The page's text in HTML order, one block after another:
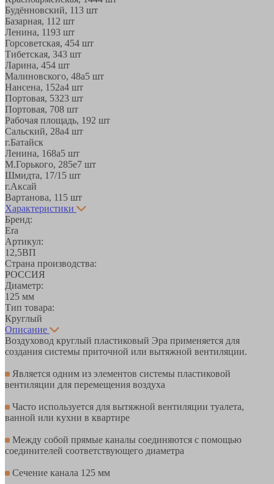
Будённовский, 113 шт
Базарная, 11 2 шт
Ленина, 1193 шт
Горсоветская, 454 шт
Тибетская, 343 шт
Ларина, 454 шт
Малиновского, 48а5 шт
Нансена, 152а4 шт
Портовая, 5323 шт
Портовая, 708 шт
Рабочая площадь, 192 шт
Сальский, 28a4 шт
г.Батайск
Ленина, 168а5 шт
М.Горького, 285е7 шт
Шмидта, 17/1 5 шт
г.Аксай
Вартанова, 11 5 шт
Характеристики
Бренд:
Era
Артикул:
12,5ВП
Страна производства:
РОССИЯ
Диаметр:
125 мм
Тип товара:
Круглый
Описание
Воздуховод круглый пластиковый Эра применяется для
создания системы приточной или вытяжной вентиляции.
Является одним из элементов системы пластиковой
вентиляции для перемещения воздуха
Часто используется для вытяжной вентиляции туалета,
ванной или кухни в квартире
Между собой прямые каналы соединяются с помощью
соединителей соответствующего диаметра
Сечение канала 125 мм